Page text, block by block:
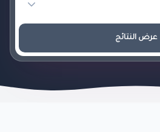
عرض النتائج